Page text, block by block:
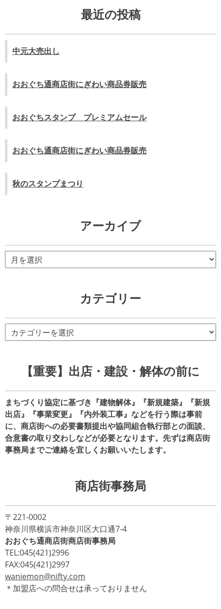
ン
最近の投稿
中元大売出し
おおぐち通商店街にぎわい商品券販売
おおぐちスタンプ プレミアムセール
おおぐち通商店街にぎわい商品券販売
秋のスタンプまつり
アーカイブ
ー
カテゴリー
テ
【重要】出店・建設・解体の前に
まちづくり協定に基づき『建物解体』『新規建築』『新規
出店』『事業変更』『内外装工事』などを行う際は事前
に、商店街への必要書類提出や協同組合執行部との面談、
合意書の取り交わしなどが必要となります。先ずは商店街
事務局までご連絡を宜しくお願いいたします。
商店街事務局
〒221-0002
神奈川県横浜市神奈川区大口通7-4
おおぐち通商店街商店街事務局
TEL:045(421)2996
FAX:045(421)2997
waniemon@nifty.com
＊加盟店への問合せは承っておりません